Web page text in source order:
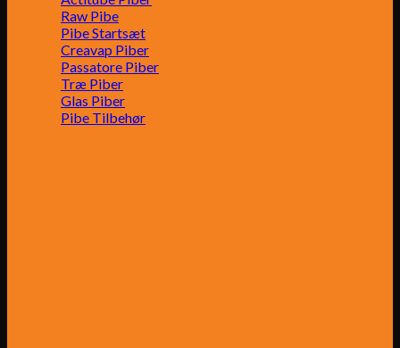
Raw Pibe
Pibe Startsæt
Creavap Piber
Passatore Piber
Træ Piber
Glas Piber
Pibe Tilbehør